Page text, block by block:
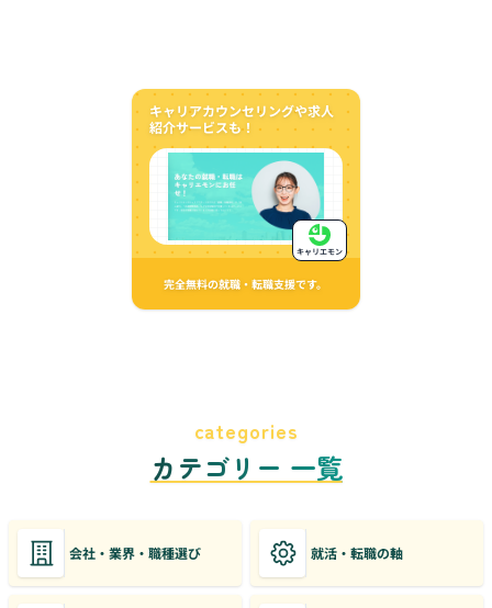
キャリアカウンセリングや求人
紹介サービスも！
完全無料の就職・転職支援です。
キャリエモン
categories
カテゴリー 一覧
会社・業界・職種選び 就活・転職の軸